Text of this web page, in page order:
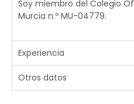
Soy miembro del Colegio
Murcia n.º MU-04779.
Experiencia
Otros datos